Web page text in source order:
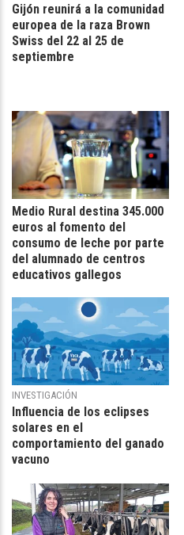
Gijón reunirá a la comunidad
europea de la raza Brown
Swiss del 22 al 25 de
septiembre
Medio Rural destina 345.000
euros al fomento del
consumo de leche por parte
del alumnado de centros
educativos gallegos
INVESTIGACIÓN
Influencia de los eclipses
solares en el
comportamiento del ganado
vacuno